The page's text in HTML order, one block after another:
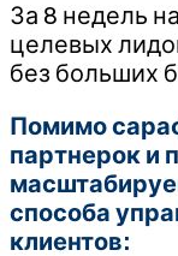
За 8 недель
целевых
без больших
Помимо
партнерок и
способа
клиентов: